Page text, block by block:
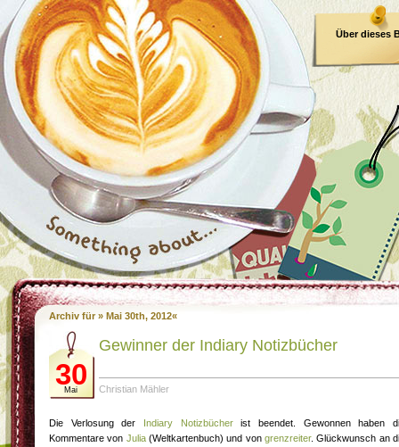
Über dieses
Archiv für » Mai 30th, 2012«
30
Mai
Gewinner der Indiary Notizbücher
Christian Mähler
Die Verlosung der Indiary Notizbücherist beendet. Gewonnen haben
Kommentare von Julia(Weltkartenbuch) und vongrenzreiter. Glückwunsch an